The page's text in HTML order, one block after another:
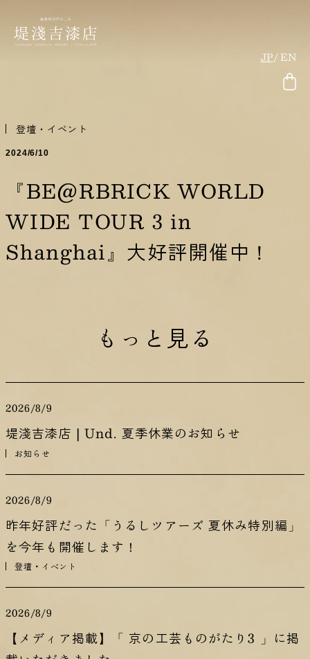
JP EN
登壇・イベント
2024/6/10
『BE@RBRICK WORLD
WIDE TOUR 3 in
Shanghai』大好評開催中！
もっと見る
2026/8/9
堤淺吉漆店 | Und. 夏季休業のお知らせ
お知らせ
2026/8/9
昨年好評だった「うるしツアーズ 夏休み特別編」
を今年も開催します！
登壇・イベント
2026/8/9
【メディア掲載】「 京の工芸ものがたり3 」に掲